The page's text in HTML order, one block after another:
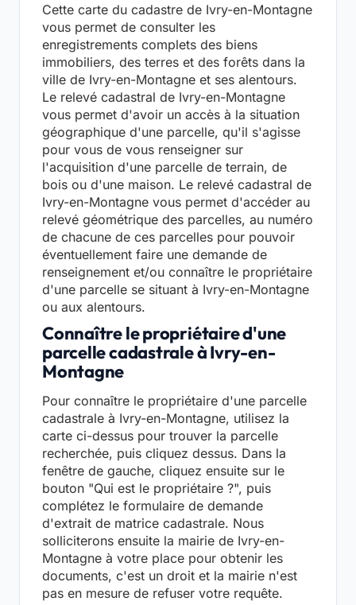
Cette carte du cadastre de Ivry-en-Montagne
vous permet de consulter les
enregistrements complets des biens
immobiliers, des terres et des forêts dans la
ville de Ivry-en-Montagne et ses alentours.
Le relevé cadastral de Ivry-en-Montagne
vous permet d'avoir un accès à la situation
géographique d'une parcelle, qu'il s'agisse
pour vous de vous renseigner sur
l'acquisition d'une parcelle de terrain, de
bois ou d'une maison. Le relevé cadastral de
Ivry-en-Montagne vous permet d'accéder au
relevé géométrique des parcelles, au numéro
de chacune de ces parcelles pour pouvoir
éventuellement faire une demande de
renseignement et/ou connaître le propriétaire
d'une parcelle se situant à Ivry-en-Montagne
ou aux alentours.
Connaître le propriétaire d'une
parcelle cadastrale à Ivry-en-
Montagne
Pour connaître le propriétaire d'une parcelle
cadastrale à Ivry-en-Montagne, utilisez la
carte ci-dessus pour trouver la parcelle
recherchée, puis cliquez dessus. Dans la
fenêtre de gauche, cliquez ensuite sur le
bouton "Qui est le propriétaire ?", puis
complétez le formulaire de demande
d'extrait de matrice cadastrale. Nous
solliciterons ensuite la mairie de Ivry-en-
Montagne à votre place pour obtenir les
documents, c'est un droit et la mairie n'est
pas en mesure de refuser votre requête.